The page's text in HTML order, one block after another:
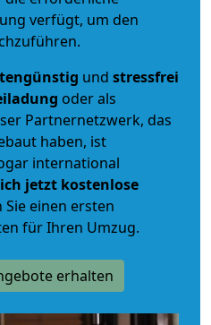
verfügt, um den
und stressfrei
oder als
Partnernetzwerk, das
haben, ist
international
jetzt kostenlose
einen ersten
für Ihren Umzug.
erhalten